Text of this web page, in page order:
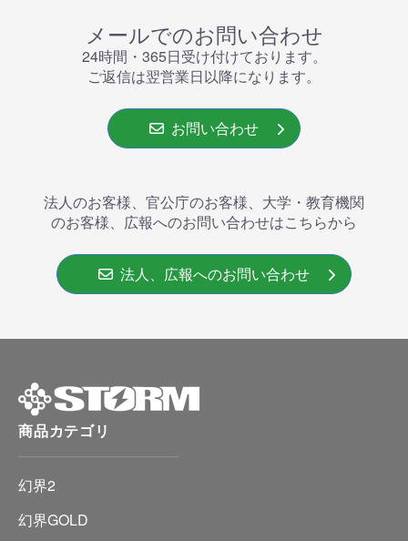
メールでのお問い合わせ
24時間・365⽇受け付けております。
ご返信は翌営業⽇以降になります。
お問い合わせ
法人のお客様、官公庁のお客様、大学・教育機関
のお客様、広報へのお問い合わせはこちらから
法人、広報へのお問い合わせ
商品カテゴリ
幻界2
幻界GOLD